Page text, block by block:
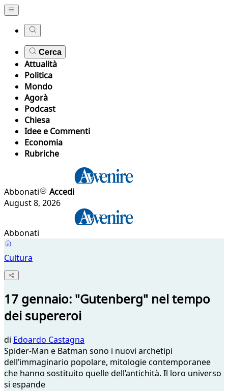
Cerca
Attualità
Politica
Mondo
Agorà
Podcast
Chiesa
Idee e Commenti
Economia
Rubriche
Abbonati
Accedi
August 8, 2026
Abbonati
Cultura
17 gennaio: "Gutenberg" nel tempo
dei supereroi
di Edoardo Castagna
Spider-Man e Batman sono i nuovi archetipi
dell’immaginario popolare, mitologie contemporanee
che hanno sostituito quelle dell’antichità. Il loro universo
si espande